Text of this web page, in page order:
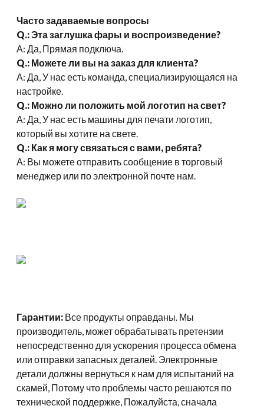
Часто задаваемые вопросы
Q.: Эта заглушка фары и воспроизведение?
А: Да, Прямая подключа.
Q.: Можете ли вы на заказ для клиента?
А: Да, У нас есть команда, специализирующаяся на
настройке.
Q.: Можно ли положить мой логотип на свет?
А: Да, У нас есть машины для печати логотип,
который вы хотите на свете.
Q.: Как я могу связаться с вами, ребята?
А: Вы можете отправить сообщение в торговый
менеджер или по электронной почте нам.
Гарантии: Все продукты оправданы. Мы
производитель, может обрабатывать претензии
непосредственно для ускорения процесса обмена
или отправки запасных деталей. Электронные
детали должны вернуться к нам для испытаний на
скамей, Потому что проблемы часто решаются по
технической поддержке, Пожалуйста, сначала